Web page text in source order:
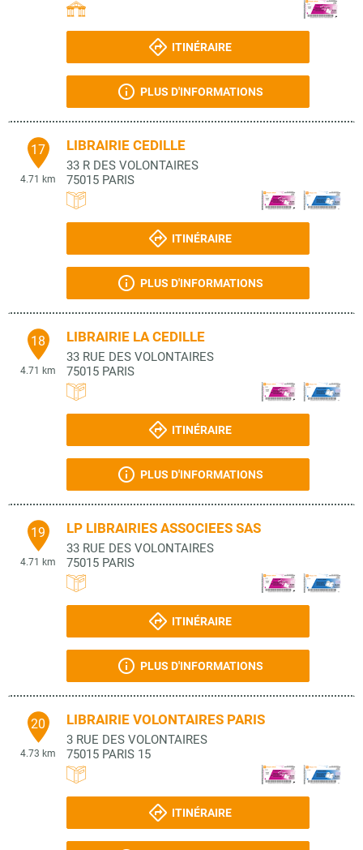
ITINÉRAIRE
PLUS D'INFORMATIONS
17
4.71 km
LIBRAIRIE CEDILLE
33 R DES VOLONTAIRES
75015 PARIS
ITINÉRAIRE
PLUS D'INFORMATIONS
18
4.71 km
LIBRAIRIE LA CEDILLE
33 RUE DES VOLONTAIRES
75015 PARIS
ITINÉRAIRE
PLUS D'INFORMATIONS
19
4.71 km
LP LIBRAIRIES ASSOCIEES SAS
33 RUE DES VOLONTAIRES
75015 PARIS
ITINÉRAIRE
PLUS D'INFORMATIONS
20
4.73 km
LIBRAIRIE VOLONTAIRES PARIS
3 RUE DES VOLONTAIRES
75015 PARIS 15
ITINÉRAIRE